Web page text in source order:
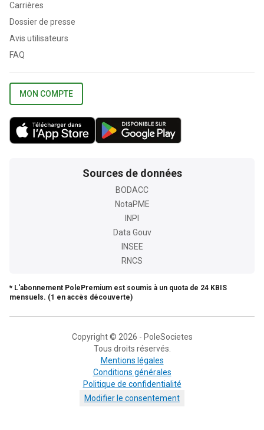
Carrières
Dossier de presse
Avis utilisateurs
FAQ
MON COMPTE
Sources de données
BODACC
NotaPME
INPI
Data Gouv
INSEE
RNCS
* L'abonnement PolePremium est soumis à un quota de 24 KBIS
mensuels. (1 en accès découverte)
Copyright © 2026 - PoleSocietes
Tous droits réservés.
Mentions légales
Conditions générales
Politique de confidentialité
Modifier le consentement